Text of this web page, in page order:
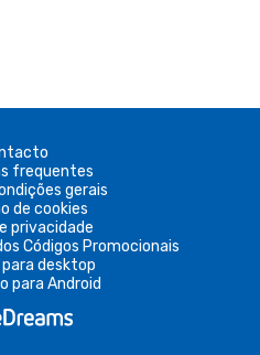
frequentes
gerais
de cookies
privacidade
Códigos Promocionais
para desktop
para Android